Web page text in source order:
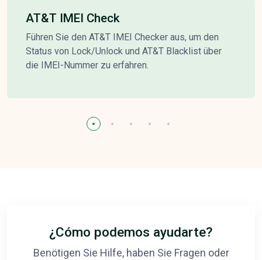
AT&T IMEI Check
Führen Sie den AT&T IMEI Checker aus, um den
Status von Lock/Unlock und AT&T Blacklist über
die IMEI-Nummer zu erfahren.
¿Cómo podemos ayudarte?
Benötigen Sie Hilfe, haben Sie Fragen oder